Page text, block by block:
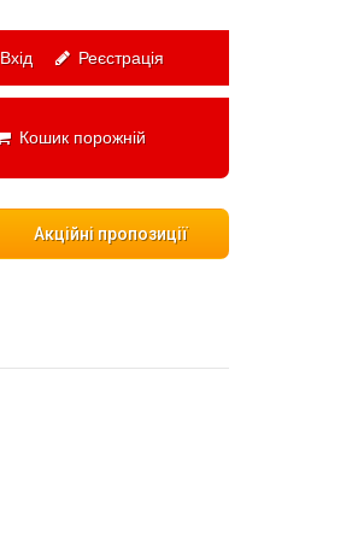
Вхід Реєстрація
Кошик порожній
Акційні пропозиції